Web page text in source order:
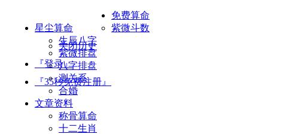
星尘算命
关闭历史
『登录』
『35秒免费注册』
免费算命
紫微斗数
生辰八字
紫微排盘
八字排盘
测关系
合婚
文章资料
称骨算命
十二生肖